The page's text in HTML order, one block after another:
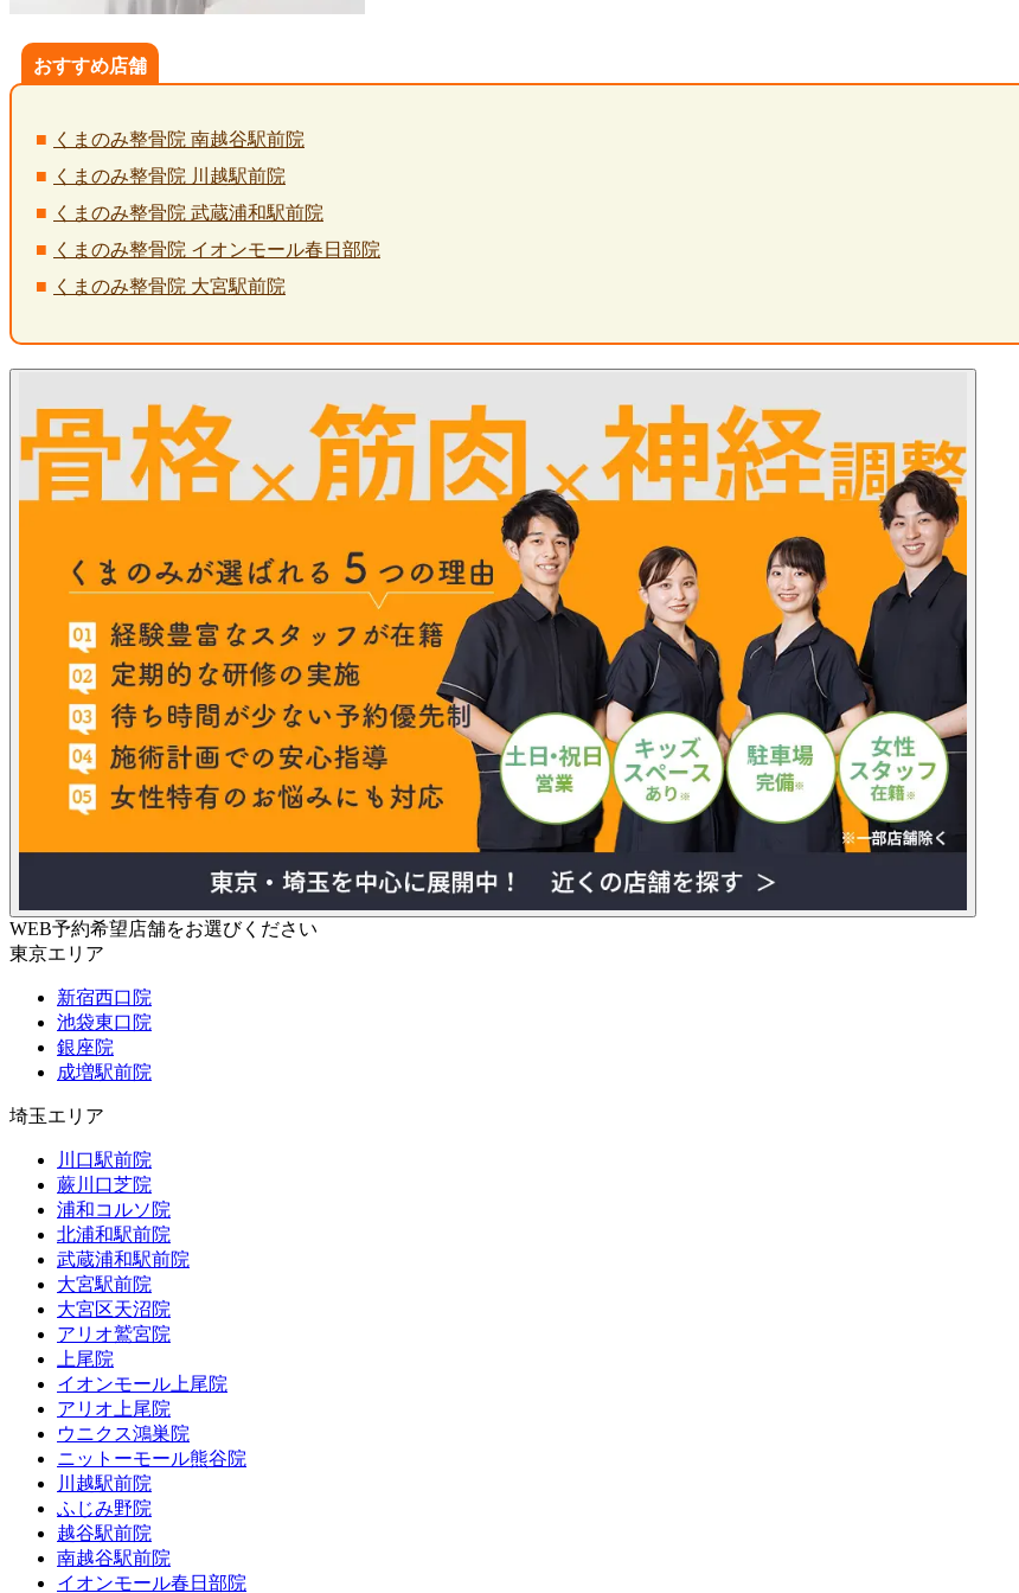
おすすめ店舗
くまのみ整骨院 南越谷駅前院
くまのみ整骨院 川越駅前院
くまのみ整骨院 武蔵浦和駅前院
くまのみ整骨院 イオンモール春日部院
くまのみ整骨院 大宮駅前院
WEB予約希望店舗をお選びください
東京エリア
新宿西口院
池袋東口院
銀座院
成増駅前院
埼玉エリア
川口駅前院
蕨川口芝院
浦和コルソ院
北浦和駅前院
武蔵浦和駅前院
大宮駅前院
大宮区天沼院
アリオ鷲宮院
上尾院
イオンモール上尾院
アリオ上尾院
ウニクス鴻巣院
ニットーモール熊谷院
川越駅前院
ふじみ野院
越谷駅前院
南越谷駅前院
イオンモール春日部院